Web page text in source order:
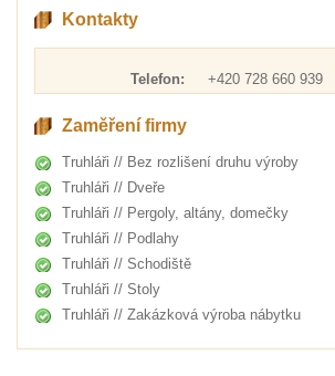
Kontakty
Telefon: +420 728 660 939
Zaměření firmy
Truhláři // Bez rozlišení druhu výroby
Truhláři // Dveře
Truhláři // Pergoly, altány, domečky
Truhláři // Podlahy
Truhláři // Schodiště
Truhláři // Stoly
Truhláři // Zakázková výroba nábytku